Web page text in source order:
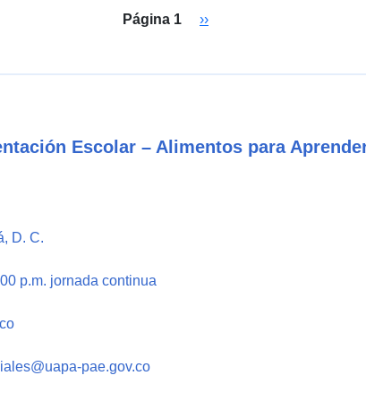
Paginación
Página 1 Siguiente página
››
Escolar – Alimentos para
D. C.
p.m. jornada continua
pae.gov.co